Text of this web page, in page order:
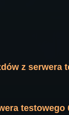
z serwera
testowego